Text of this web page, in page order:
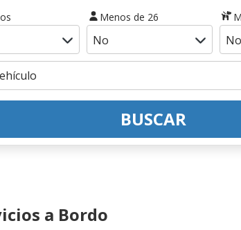
Menos de 26
BUSCAR
a Bordo